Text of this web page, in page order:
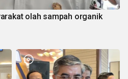
olah sampah organik